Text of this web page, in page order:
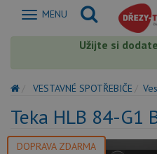
Zobrazit
MENU
Užijte si
VESTAVNÉ SPOTŘEBIČE
Teka HLB 84-G1
DOPRAVA ZDARMA